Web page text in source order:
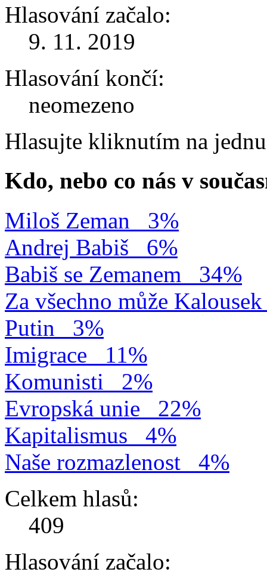
Hlasování začalo:
9. 11. 2019
Hlasování končí:
neomezeno
Hlasujte kliknutím na
Kdo, nebo co nás v
Miloš Zeman
3%
Andrej Babiš
6%
Babiš se Zemanem
34%
Za všechno může Kalousek
Putin
3%
Imigrace
11%
Komunisti
2%
Evropská unie
22%
Kapitalismus
4%
Naše rozmazlenost
4%
Celkem hlasů:
409
Hlasování začalo: